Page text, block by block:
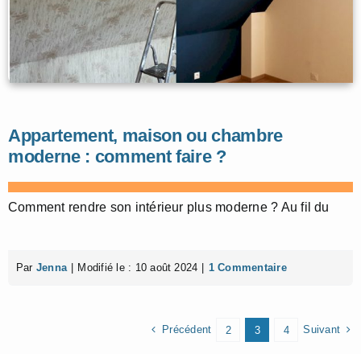
Appartement, maison ou chambre
moderne : comment faire ?
Comment rendre son intérieur plus moderne ? Au fil du
Par Jenna Modifié le : 10 août 2024 1 Commentaire
Précédent 2 3 4 Suivant